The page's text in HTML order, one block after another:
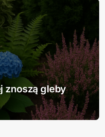
znoszą gleby